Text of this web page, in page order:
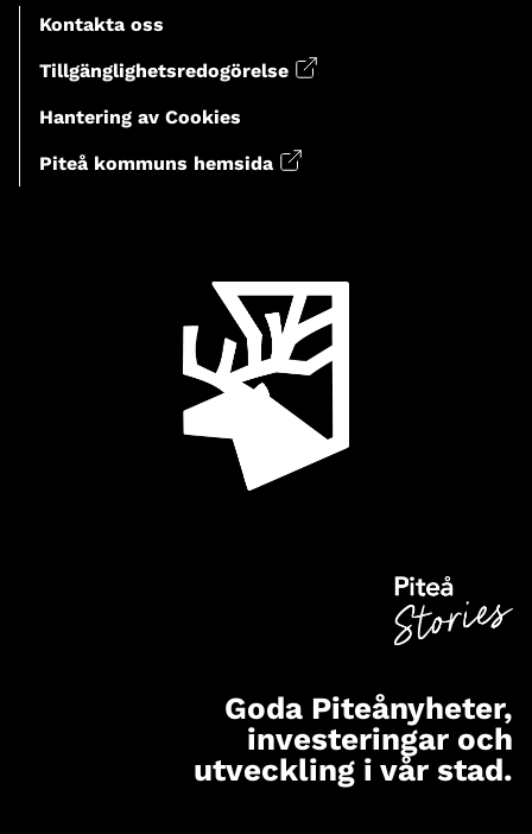
Kontakta oss
Tillgänglighetsredogörelse
Hantering av Cookies
Piteå kommuns hemsida
Goda Piteånyheter,
investeringar och
utveckling i vår stad.